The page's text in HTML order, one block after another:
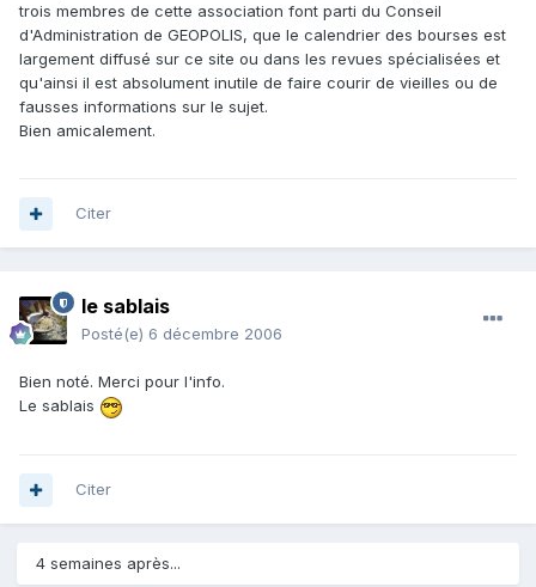
trois membres de cette association font parti du Conseil
d'Administration de GEOPOLIS, que le calendrier des bourses est
largement diffusé sur ce site ou dans les revues spécialisées et
qu'ainsi il est absolument inutile de faire courir de vieilles ou de
fausses informations sur le sujet.
Bien amicalement.
Citer
le sablais
Posté(e) 6 décembre 2006
Bien noté. Merci pour l'info.
Le sablais
Citer
4 semaines après...